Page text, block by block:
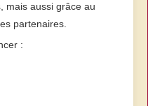
mais aussi grâce au
partenaires.
: